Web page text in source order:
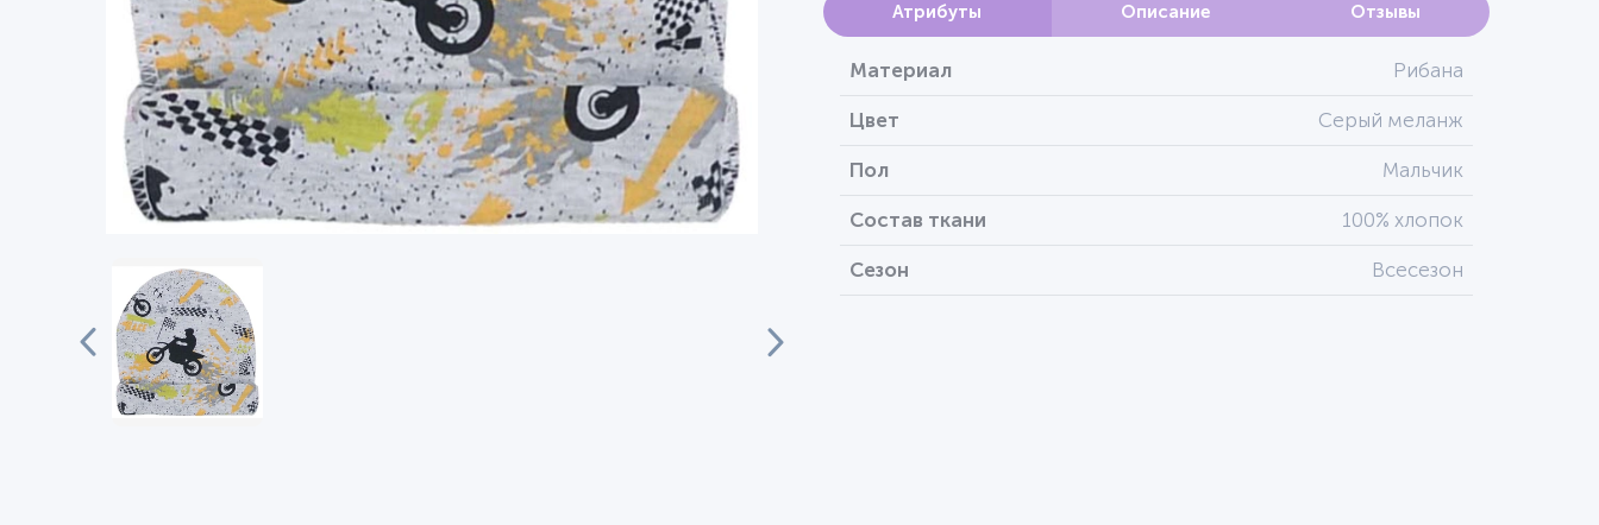
Атрибуты Описание Отзывы
Материал Рибана
Цвет Серый меланж
Пол Мальчик
Состав ткани 100% хлопок
Сезон Всесезон